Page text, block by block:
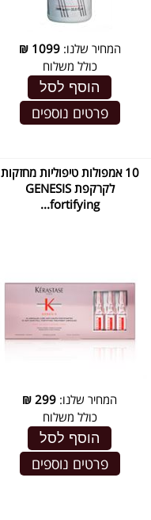
המחיר שלנו:1099
₪
כולל משלוח
הוסף לסל
פרטים נוספים
10 אמפולות טיפוליות מחזקות
לקרקפת GENESIS
fortifying...
המחיר שלנו: 299
₪
כולל משלוח
הוסף לסל
פרטים נוספים